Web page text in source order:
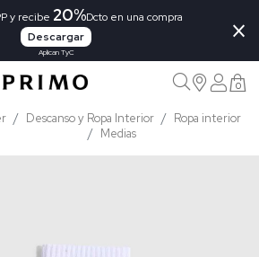
y recibe 20%Dcto en una compra
Descargar
Aplican TyC
×
0
Descanso y Ropa Interior
Ropa interior
Medias